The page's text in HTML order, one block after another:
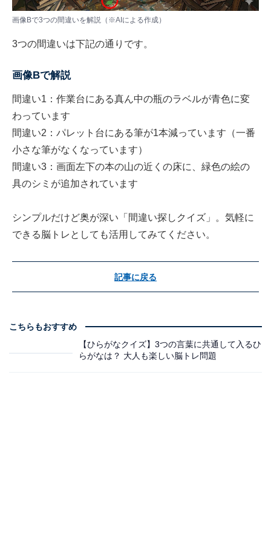
画像Bで3つの間違いを解説（※AIによる作成）
3つの間違いは下記の通りです。
画像Bで解説
間違い1：作業台にある真ん中の瓶のラベルが青色に変
わっています
間違い2：パレット台にある筆が1本減っています（一番
小さな筆がなくなっています）
間違い3：画面左下の本の山の近くの床に、緑色の絵の
具のシミが追加されています
シンプルだけど奥が深い「間違い探しクイズ」。気軽に
できる脳トレとしても活用してみてください。
記事に戻る
こちらもおすすめ
【ひらがなクイズ】3つの言葉に共通して入るひ
らがなは？ 大人も楽しい脳トレ問題